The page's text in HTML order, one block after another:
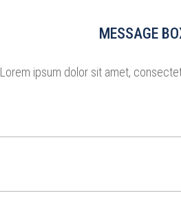
MESSAGE
Lorem ipsum dolor sit amet,